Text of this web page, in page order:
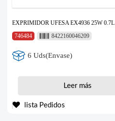
EXPRIMIDOR UFESA EX4936 25W 0.7L
746484
8422160046209
6 Uds(Envase)
Leer más
lista Pedidos